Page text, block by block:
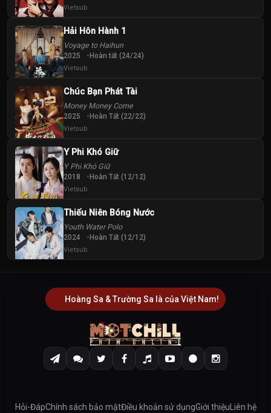
43
Tập
46
Tập
47
49
Tập
50
Tập
52
Tập
55
Tập
58
Tập
Tập
Tập
67
Tập
Tập
69
Tập
Tập
Tập
Tập
Vietsub
Hải Hôn Hành 1
Voyage to Haihun
2025 Hoàn tất (24/24)
Vietsub
Chúc Bạn Phát Tài
Money Money Come
2025 Hoàn Tất (22/22)
Vietsub
Y Phi Khó Giữ
Y Phi Khó Giữ
2018 Hoàn Tất (12/12)
Vietsub
Thiếu Niên Bóng Nước
Youth Water Polo
2024 Hoàn Tất (12/12)
Vietsub
Hoàng Sa & Trường Sa là của Việt Nam!
Hỏi-ĐápChính sách bảo mậtĐiều khoản sử dụngGiới thiệu Liên hệ